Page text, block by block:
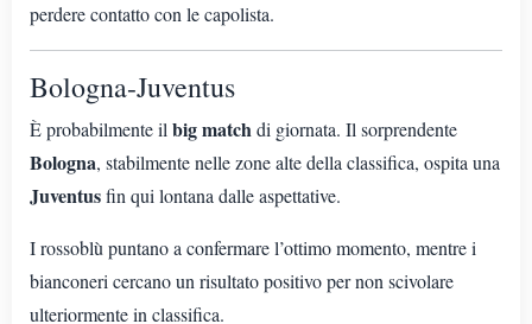
perdere contatto con le capolista.
Bologna-Juventus
È probabilmente il big matchdi giornata. Il sorprendente
Bologna, stabilmente nelle zone alte della classifica, ospita una
Juventusfin qui lontana dalle aspettative.
I rossoblù puntano a confermare l’ottimo momento, mentre i
bianconeri cercano un risultato positivo per non scivolare
ulteriormente in classifica.